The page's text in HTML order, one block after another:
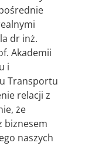
dr inż.
Akademii
i
Transportu
relacji z
że
biznesem
naszych